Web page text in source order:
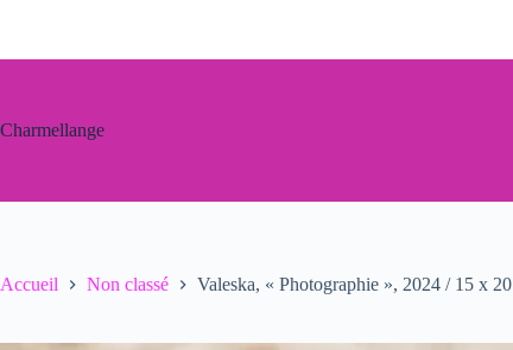
Charmellange
Accueil Non classé Valeska, « Photographie », 2024 / 15 x 20